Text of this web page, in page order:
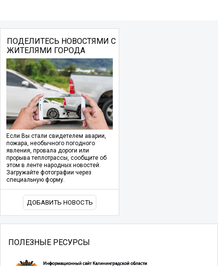
ПОДЕЛИТЕСЬ НОВОСТЯМИ С
ЖИТЕЛЯМИ ГОРОДА
Если Вы стали свидетелем аварии,
пожара, необычного погодного
явления, провала дороги или
прорыва теплотрассы, сообщите об
этом в ленте народных новостей.
Загружайте фотографии через
специальную форму.
ДОБАВИТЬ НОВОСТЬ
ПОЛЕЗНЫЕ РЕСУРСЫ